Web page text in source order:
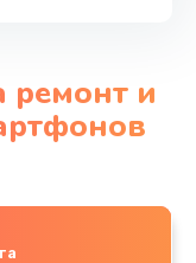
ремонт и